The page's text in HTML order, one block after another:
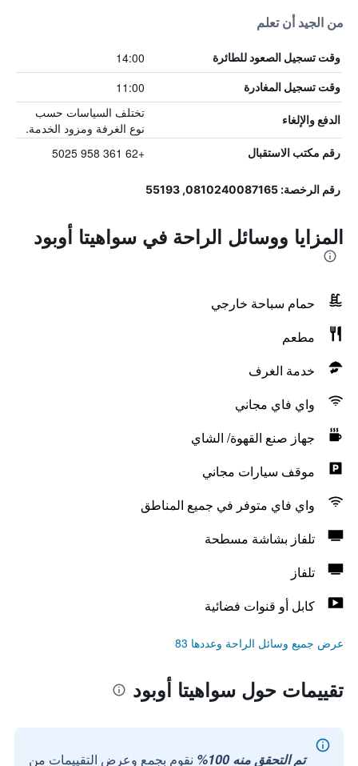
من الجيد أن تعلم
وقت تسجيل الصعود للطائرة 14:00
وقت تسجيل المغادرة 11:00
الدفع والإلغاء
تختلف السياسات حسب
نوع الغرفة ومزود الخدمة.
رقم مكتب الاستقبال +62 361 958 5025
رقم الرخصة: 0810240087165, 55193
المزايا ووسائل الراحة في سواهيتا أوبود
حمام سباحة خارجي
مطعم
خدمة الغرف
واي فاي مجاني
جهاز صنع القهوة/ الشاي
موقف سيارات مجاني
واي فاي متوفر في جميع المناطق
تلفاز بشاشة مسطحة
تلفاز
كابل أو قنوات فضائية
عرض جميع وسائل الراحة وعددها 83
تقييمات حول سواهيتا أوبود
تم التحقق منه 100% نقوم بجمع وعرض التقييمات من